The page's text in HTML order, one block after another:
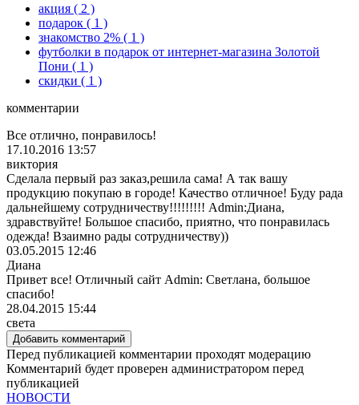
акция ( 2 )
подарок ( 1 )
знакомство 2% ( 1 )
футболки в подарок от интернет-магазина Золотой
Пони ( 1 )
скидки ( 1 )
комментарии
Все отлично, понравилось!
17.10.2016 13:57
виктория
Сделала первый раз заказ,решила сама! А так вашу
продукцию покупаю в городе! Качество отличное! Буду рада
дальнейшему сотрудничеству!!!!!!!!! Admin:Диана,
здравствуйте! Большое спасибо, приятно, что понравилась
одежда! Взаимно рады сотрудничеству))
03.05.2015 12:46
Диана
Привет все! Отличный сайт Admin: Светлана, большое
спасибо!
28.04.2015 15:44
света
Добавить комментарий
Перед публикацией комментарии проходят модерацию
Комментарий будет проверен администратором перед
публикацией
НОВОСТИ